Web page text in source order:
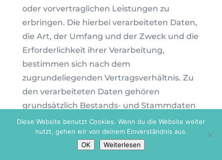
oder vorvertraglichen Leistungen zu
erbringen. Die hierbei verarbeiteten Daten,
die Art, der Umfang und der Zweck und die
Erforderlichkeit ihrer Verarbeitung,
bestimmen sich nach dem
zugrundeliegenden Vertragsverhältnis. Zu
den verarbeiteten Daten gehören
grundsätzlich Bestands- und Stammdaten
der Klienten (z.B., Name, Adresse, etc.), als
auch die Kontaktdaten (z.B., E-Mailadresse,
Telefon, etc.), die Vertragsdaten (z.B., in
Diese Website benutzt Cookies. Wenn du die Website weiter
nutzt, gehen wir von deinem Einverständnis aus.
OK
Weiterlesen